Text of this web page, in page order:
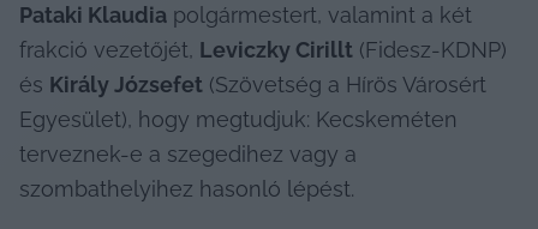
Pataki Klaudia polgármestert, valamint a két
frakció vezetőjét, Leviczky Cirillt (Fidesz-KDNP)
és Király Józsefet (Szövetség a Hírös Városért
Egyesület), hogy megtudjuk: Kecskeméten
terveznek-e a szegedihez vagy a
szombathelyihez hasonló lépést.